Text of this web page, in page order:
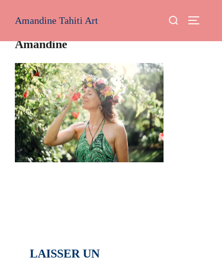
Amandine Tahiti Art Rechercher :
Amandine
LAISSER UN